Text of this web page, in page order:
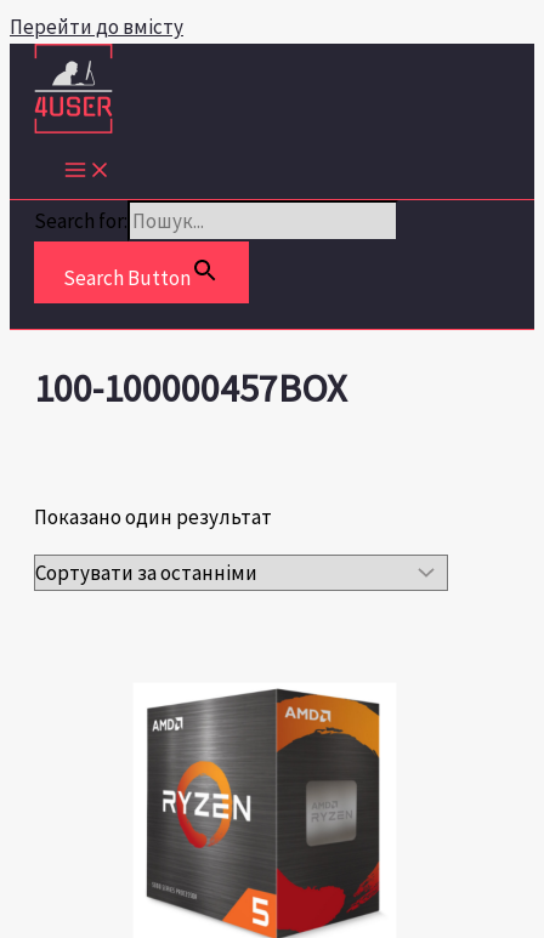
Перейти до вмісту
Search for:
Search Button
100-100000457BOX
Показано один результат